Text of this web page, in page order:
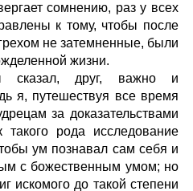
сомнению, раз у всех
к тому, чтобы после
не затемненные, были
жизни.
друг, важно и
я, путешествуя все время
за доказательствами
такого рода исследование
ум познавал сам себя и
с божественным умом; но
искомого до такой степени